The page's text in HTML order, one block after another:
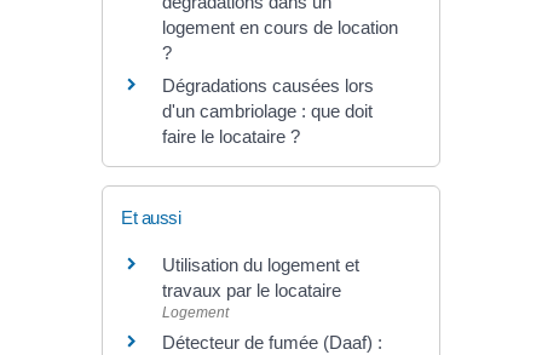
logement en cours de location
?
Dégradations causées lors
d'un cambriolage : que doit
faire le locataire ?
Et aussi
Utilisation du logement et
travaux par le locataire
Logement
Détecteur de fumée (Daaf) :